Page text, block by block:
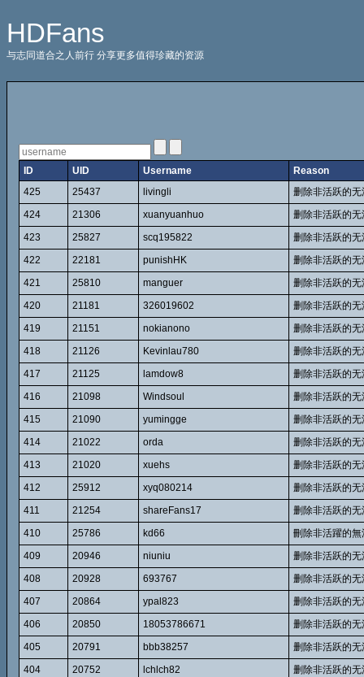
HDFans
与志同道合之人前行 分享更多值得珍藏的资源
ID UID Username
Reason
425
25437 livingli
删除非活跃的
424
21306 xuanyuanhuo
删除非活跃的
423
25827 scq195822
删除非活跃的
422
22181 punishHK
删除非活跃的
421
25810 manguer
删除非活跃的
420
21181 326019602
删除非活跃的
419
21151 nokianono
删除非活跃的
418
21126 Kevinlau780
删除非活跃的
417
21125 lamdow8
删除非活跃的
416
21098 Windsoul
删除非活跃的
415
21090 yumingge
删除非活跃的
414
21022 orda
删除非活跃的
413
21020 xuehs
删除非活跃的
412
25912 xyq080214
删除非活跃的
411
21254 shareFans17
删除非活跃的
410
25786 kd66
刪除非活躍的
409
20946 niuniu
删除非活跃的
408
20928 693767
删除非活跃的
407
20864 ypal823
删除非活跃的
406
20850 18053786671
删除非活跃的
405
20791 bbb38257
删除非活跃的
404
20752 lchlch82
删除非活跃的